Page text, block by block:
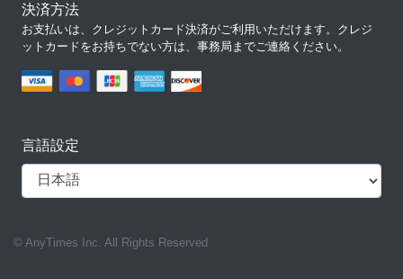
決済方法
お支払いは、クレジットカード決済がご利用いただけます。クレジ
ットカードをお持ちでない方は、事務局までご連絡ください。
言語設定
© AnyTimes Inc. All Rights Reserved